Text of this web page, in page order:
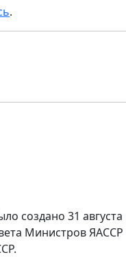
.
создано 31 августа
Министров ЯАССР